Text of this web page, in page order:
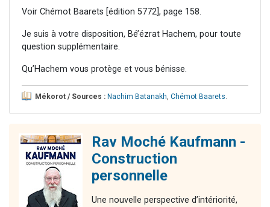
Voir Chémot Baarets [édition 5772], page 158.
Je suis à votre disposition, Bé’ézrat Hachem, pour toute
question supplémentaire.
Qu’Hachem vous protège et vous bénisse.
Mékorot / Sources : Nachim Batanakh, Chémot Baarets.
Rav Moché Kaufmann -
Construction
personnelle
Une nouvelle perspective d’intériorité,